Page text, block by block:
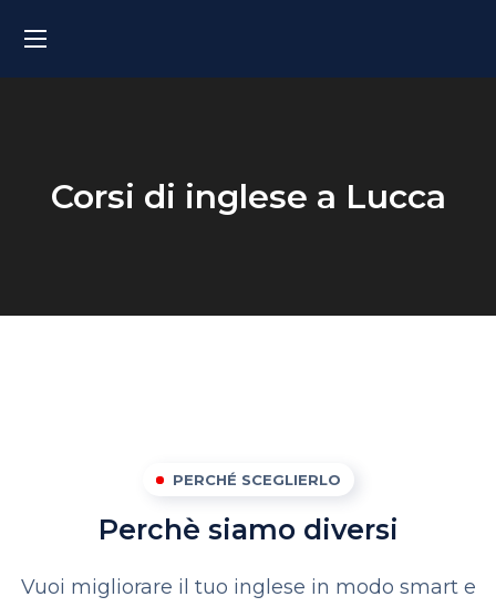
Corsi di inglese a Lucca
PERCHÉ SCEGLIERLO
Perchè siamo diversi
Vuoi migliorare il tuo inglese in modo smart e